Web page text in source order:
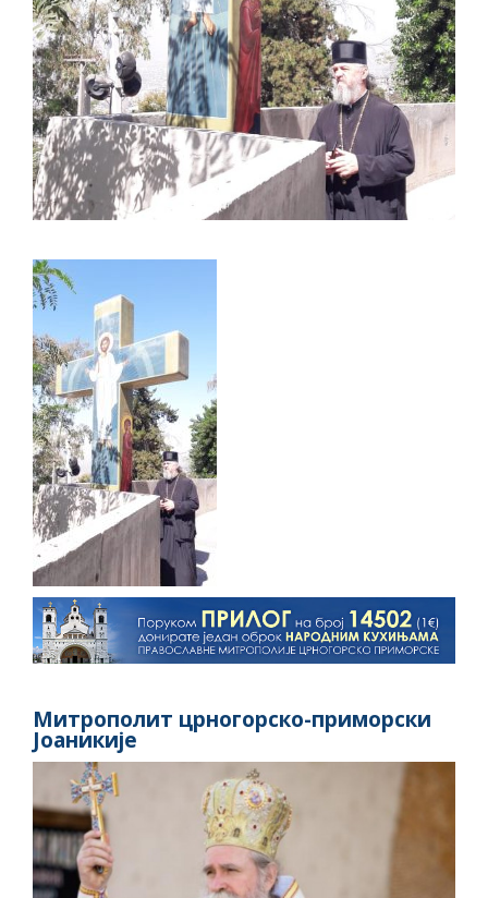
Митрополит црногорско-приморски
Јоаникије